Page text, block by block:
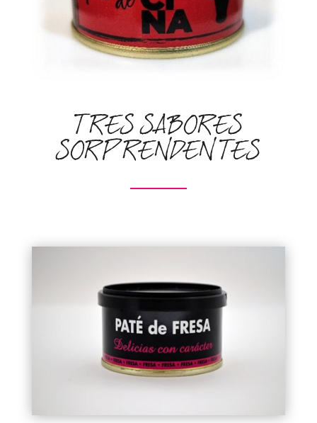
TRES SABORES
SORPRENDENTES